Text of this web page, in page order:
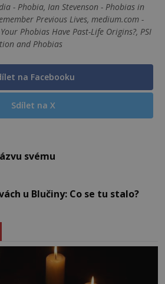
- Phobia, Ian Stevenson - Phobias in
Previous Lives, medium.com -
Phobias Have Past-Life Origins?, PSI
and Phobias
na Facebooku
Sdílet na X
svému
u Blučiny: Co se tu stalo?